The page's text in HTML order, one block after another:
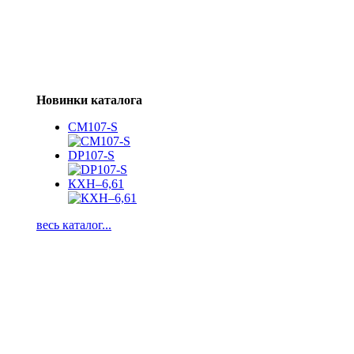
Новинки каталога
CM107-S
DP107-S
КХН–6,61
весь каталог...